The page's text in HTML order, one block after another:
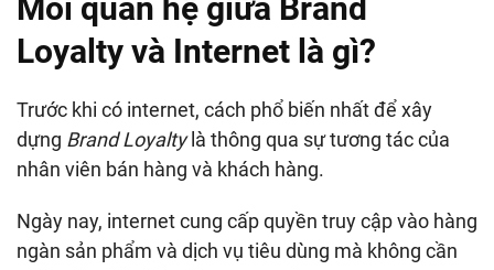
Mối quan hệ giữa Brand
Loyalty và Internet là gì?
Trước khi có internet, cách phổ biến nhất để xây
dựng Brand Loyaltylà thông qua sự tương tác của
nhân viên bán hàng và khách hàng.
Ngày nay, internet cung cấp quyền truy cập vào hàng
ngàn sản phẩm và dịch vụ tiêu dùng mà không cần